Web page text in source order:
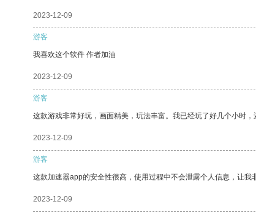
2023-12-09
游客
我喜欢这个软件 作者加油
2023-12-09
游客
这款游戏非常好玩，画面精美，玩法丰富。我已经玩了好几个小时，
2023-12-09
游客
这款加速器app的安全性很高，使用过程中不会泄露个人信息，让我
2023-12-09